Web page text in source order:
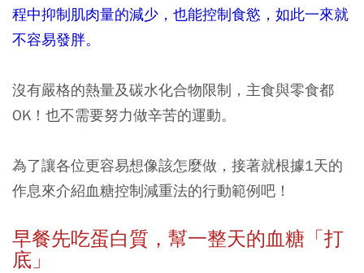
程中抑制肌肉量的減少，也能控制食慾，如此一來就
不容易發胖。
沒有嚴格的熱量及碳水化合物限制，主食與零食都
OK！也不需要努力做辛苦的運動。
為了讓各位更容易想像該怎麼做，接著就根據1天的
作息來介紹血糖控制減重法的行動範例吧！
早餐先吃蛋白質，幫一整天的血糖「打
底」